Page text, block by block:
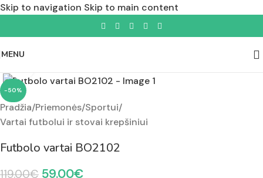
Skip to navigation Skip to main content
MENU
-50%
Pradžia/Priemonės/Sportui/
Vartai futbolui ir stovai krepšiniui
Futbolo vartai BO2102
119.00€ 59.00€